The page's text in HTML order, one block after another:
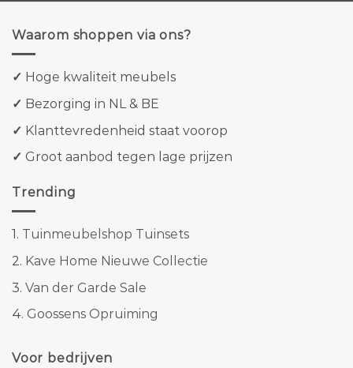
Waarom shoppen via ons?
✓ Hoge kwaliteit meubels
✓ Bezorging in NL & BE
✓ Klanttevredenheid staat voorop
✓ Groot aanbod tegen lage prijzen
Trending
1. Tuinmeubelshop Tuinsets
2. Kave Home Nieuwe Collectie
3. Van der Garde Sale
4. Goossens Opruiming
Voor bedrijven